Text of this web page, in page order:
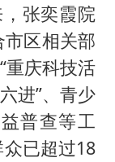
张奕霞院
区相关部
重庆科技活
进”、青少
普查等工
已超过18